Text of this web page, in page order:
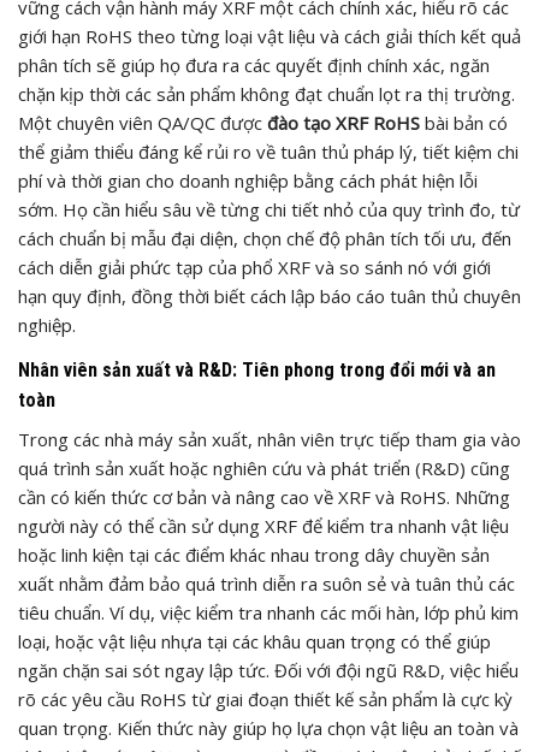
vững cách vận hành máy XRF một cách chính xác, hiểu rõ các
giới hạn RoHS theo từng loại vật liệu và cách giải thích kết quả
phân tích sẽ giúp họ đưa ra các quyết định chính xác, ngăn
chặn kịp thời các sản phẩm không đạt chuẩn lọt ra thị trường.
Một chuyên viên QA/QC được đào tạo XRF RoHS bài bản có
thể giảm thiểu đáng kể rủi ro về tuân thủ pháp lý, tiết kiệm chi
phí và thời gian cho doanh nghiệp bằng cách phát hiện lỗi
sớm. Họ cần hiểu sâu về từng chi tiết nhỏ của quy trình đo, từ
cách chuẩn bị mẫu đại diện, chọn chế độ phân tích tối ưu, đến
cách diễn giải phức tạp của phổ XRF và so sánh nó với giới
hạn quy định, đồng thời biết cách lập báo cáo tuân thủ chuyên
nghiệp.
Nhân viên sản xuất và R&D: Tiên phong trong đổi mới và an
toàn
Trong các nhà máy sản xuất, nhân viên trực tiếp tham gia vào
quá trình sản xuất hoặc nghiên cứu và phát triển (R&D) cũng
cần có kiến thức cơ bản và nâng cao về XRF và RoHS. Những
người này có thể cần sử dụng XRF để kiểm tra nhanh vật liệu
hoặc linh kiện tại các điểm khác nhau trong dây chuyền sản
xuất nhằm đảm bảo quá trình diễn ra suôn sẻ và tuân thủ các
tiêu chuẩn. Ví dụ, việc kiểm tra nhanh các mối hàn, lớp phủ kim
loại, hoặc vật liệu nhựa tại các khâu quan trọng có thể giúp
ngăn chặn sai sót ngay lập tức. Đối với đội ngũ R&D, việc hiểu
rõ các yêu cầu RoHS từ giai đoạn thiết kế sản phẩm là cực kỳ
quan trọng. Kiến thức này giúp họ lựa chọn vật liệu an toàn và